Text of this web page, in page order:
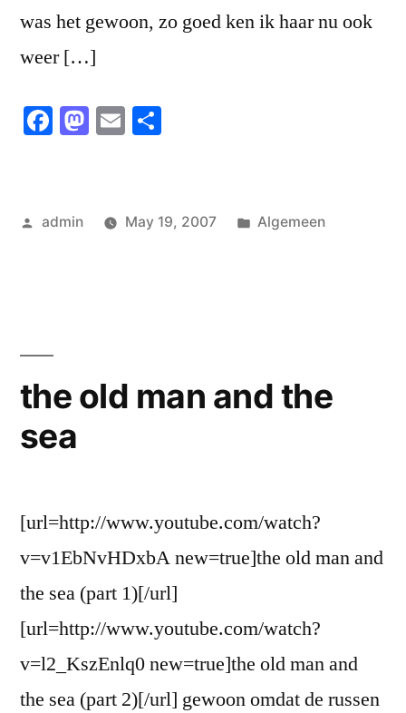
was het gewoon, zo goed ken ik haar nu ook
weer […]
Facebook
Mastodon
Email
Posted
admin May 19, 2007
Posted
Algemeen
the old man and the
sea
[url=http://www.youtube.com/watch?
v=v1EbNvHDxbA new=true]the old man and
the sea (part 1)[/url]
[url=http://www.youtube.com/watch?
v=l2_KszEnlq0 new=true]the old man and
the sea (part 2)[/url] gewoon omdat de russen